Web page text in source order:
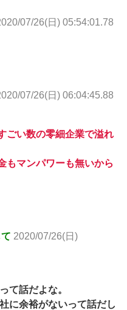
07/26(日) 05:54:01.78
07/26(日) 06:04:45.88
ごい数の零細企業で溢れ
もマンパワーも無いから
2020/07/26(日)
て話だよな。
に余裕がないって話だし